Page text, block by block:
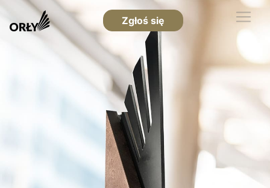
Zgłoś się